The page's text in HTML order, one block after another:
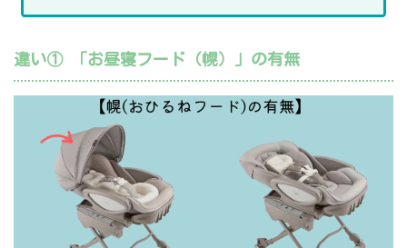
違い① 「お昼寝フード（幌）」の有無